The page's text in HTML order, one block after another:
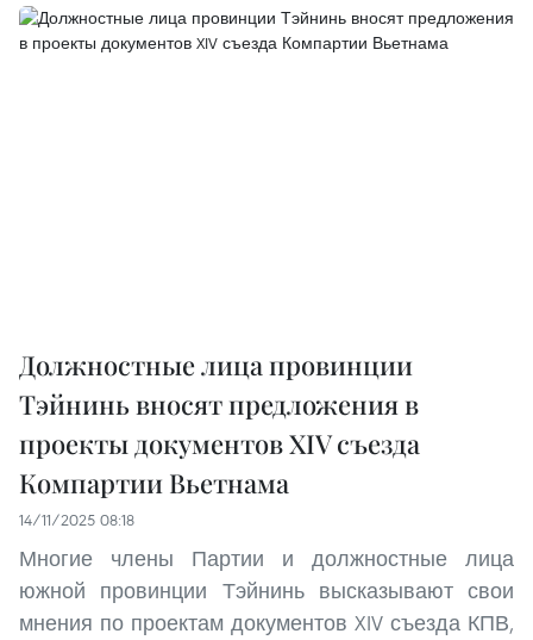
Должностные лица провинции
Тэйнинь вносят предложения в
проекты документов XIV съезда
Компартии Вьетнама
14/11/2025 08:18
Многие члены Партии и должностные лица
южной провинции Тэйнинь высказывают свои
мнения по проектам документов XIV съезда КПВ,